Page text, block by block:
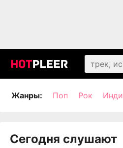
Жанры: Поп Рок Инди
Сегодня слушают